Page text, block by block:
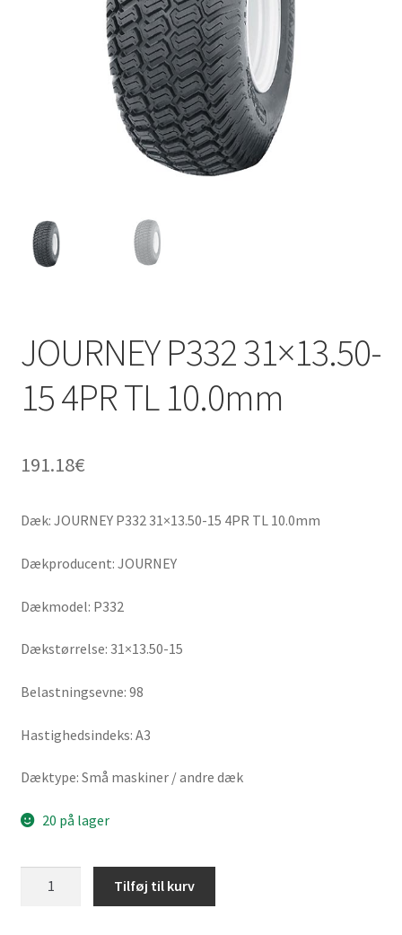
JOURNEY P332 31×13.50-
15 4PR TL 10.0mm
191.18€
Dæk: JOURNEY P332 31×13.50-15 4PR TL 10.0mm
Dækproducent: JOURNEY
Dækmodel: P332
Dækstørrelse: 31×13.50-15
Belastningsevne: 98
Hastighedsindeks: A3
Dæktype: Små maskiner / andre dæk
20 på lager
Tilføj til kurv